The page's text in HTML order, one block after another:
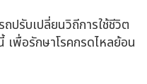
ปรับเปลี่ยนวิถีการใช้ชีวิต
เพื่อรักษาโรคกรดไหลย้อน